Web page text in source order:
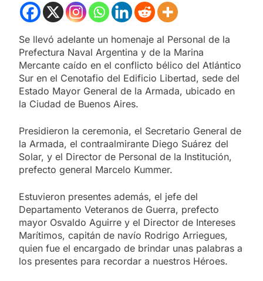
Se llevó adelante un homenaje al Personal de la
Prefectura Naval Argentina y de la Marina
Mercante caído en el conflicto bélico del Atlántico
Sur en el Cenotafio del Edificio Libertad, sede del
Estado Mayor General de la Armada, ubicado en
la Ciudad de Buenos Aires.
Presidieron la ceremonia, el Secretario General de
la Armada, el contraalmirante Diego Suárez del
Solar, y el Director de Personal de la Institución,
prefecto general Marcelo Kummer.
Estuvieron presentes además, el jefe del
Departamento Veteranos de Guerra, prefecto
mayor Osvaldo Aguirre y el Director de Intereses
Marítimos, capitán de navío Rodrigo Arriegues,
quien fue el encargado de brindar unas palabras a
los presentes para recordar a nuestros Héroes.